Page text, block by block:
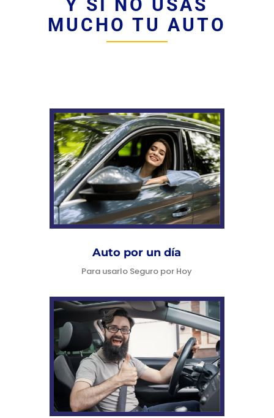
Y SI NO USAS
MUCHO TU AUTO
Auto por un día
Para usarlo Seguro por Hoy